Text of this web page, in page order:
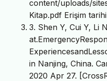
content/uploads/
Kitap.pdf Erişim
3. Shen Y, Cui Y, Li
in Nanjing, China.
2020 Apr 27.